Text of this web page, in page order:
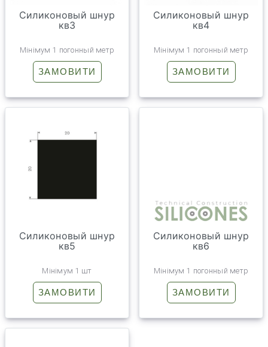
Силиконовый шнур
кв3
Мінімум 1 погонный метр
ЗАМОВИТИ
Силиконовый шнур
кв4
Мінімум 1 погонный метр
ЗАМОВИТИ
Силиконовый шнур
кв5
Мінімум 1 шт
ЗАМОВИТИ
Силиконовый шнур
кв6
Мінімум 1 погонный метр
ЗАМОВИТИ